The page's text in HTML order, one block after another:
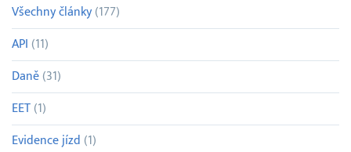
Všechny články(177)
API (11)
Daně(31)
EET(1)
Evidence jízd (1)